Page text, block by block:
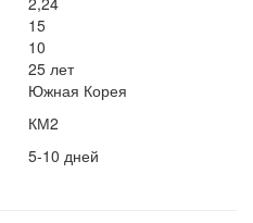
15
10
25 лет
Южная Корея
КМ2
5-10 дней